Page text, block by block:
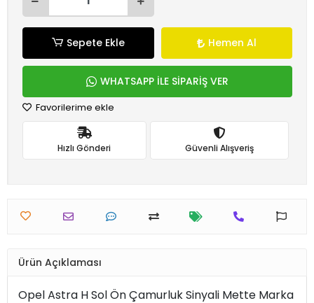
Sepete Ekle Hemen Al
WHATSAPP İLE SİPARİŞ VER
Favorilerime ekle
Hızlı Gönderi Güvenli Alışveriş
Ürün Açıklaması
Opel Astra H Sol Ön Çamurluk Sinyali Mette Marka